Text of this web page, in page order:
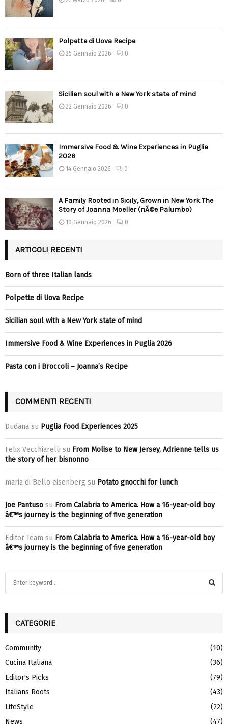
Polpette di Uova Recipe
25 Gennaio 2026 0
Sicilian soul with a New York state of mind
22 Gennaio 2026 0
Immersive Food & Wine Experiences in Puglia
2026
14 Gennaio 2026 0
A Family Rooted in Sicily, Grown in New York The
Story of Joanna Moeller (nÃ©e Palumbo)
10 Gennaio 2026 0
ARTICOLI RECENTI
Born of three Italian lands
Polpette di Uova Recipe
Sicilian soul with a New York state of mind
Immersive Food & Wine Experiences in Puglia 2026
Pasta con i Broccoli – Joanna’s Recipe
COMMENTI RECENTI
Dudana su Puglia Food Experiences 2025
Felix Vecchiarelli su From Molise to New Jersey, Adrienne tells us
the story of her bisnonno
maria di Bello eisenberg su Potato gnocchi for lunch
Joe Pantuso su From Calabria to America. How a 16-year-old boy
â€™s journey is the beginning of five generation
Editor Team su From Calabria to America. How a 16-year-old boy
â€™s journey is the beginning of five generation
h
o
r
:
A
R
H
CATEGORIE
Community
(10)
Cucina Italiana
(36)
Editor's Picks
(79)
Italians Roots
(43)
LifeStyle
(22)
News
(47)